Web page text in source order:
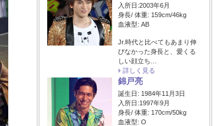
入所日:2003年6月
身長/ 体重: 159cm/46kg
血液型: AB
Jr.時代と比べてもあまり伸
びなかった身長と、愛くる
しい顔立ち…
詳しく見る
錦戸亮
誕生日: 1984年11月3日
入所日:1997年9月
身長/ 体重: 170cm/50kg
血液型: O